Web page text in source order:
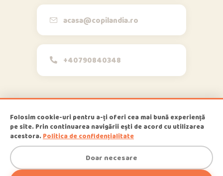
acasa@copilandia.ro
+40790840348
© 2026Copilandia, All Rights
Reserved
Folosim cookie-uri pentru a-ți oferi cea mai bună experiență
pe site. Prin continuarea navigării ești de acord cu utilizarea
acestora. Politica de confidențialitate
Doar necesare
Bună!